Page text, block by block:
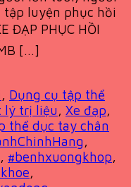
luyện phục hồi
ĐẠP PHỤC HỒI
[…]
, Dụng cụ tập thể
lý trị liệu, Xe đạp,
thể dục tay chân
,
, #benhxuongkhop,
,